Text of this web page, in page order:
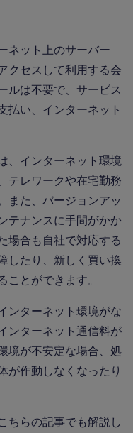
ネット上のサーバー
クセスして利用する会
ルは不要で、サービス
払い、インターネット
、インターネット環境
テレワークや在宅勤務
また、バージョンアッ
テナンスに手間がかか
場合も自社で対応する
したり、新しく買い換
ことができます。
ンターネット環境がな
ンターネット通信料が
境が不安定な場合、処
が作動しなくなったり
ちらの記事でも解説し